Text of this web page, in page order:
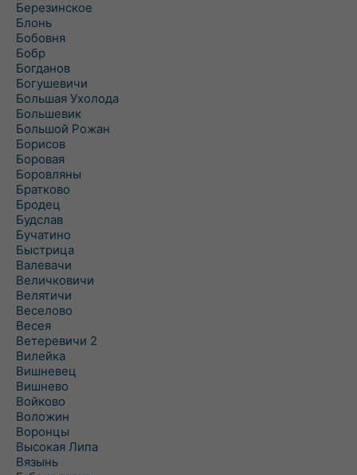
Березинское
Блонь
Бобовня
Бобр
Богданов
Богушевичи
Большая Ухолода
Большевик
Большой Рожан
Борисов
Боровая
Боровляны
Братково
Бродец
Будслав
Бучатино
Быстрица
Валевачи
Величковичи
Велятичи
Веселово
Весея
Ветеревичи 2
Вилейка
Вишневец
Вишнево
Войково
Воложин
Воронцы
Высокая Липа
Вязынь